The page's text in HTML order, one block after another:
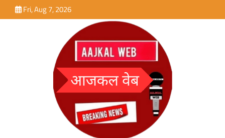
to
Fri, Aug 7, 2026